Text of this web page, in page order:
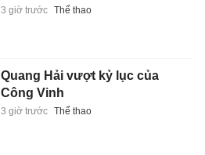
3 giờ trước Thể thao
Quang Hải vượt kỷ lục của
Công Vinh
3 giờ trước Thể thao